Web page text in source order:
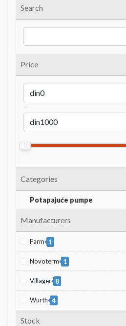
Search
Price
-
Categories
Potapajuće pumpe
Manufacturers
Farm 1
Novoterm 1
Villager 8
Wurth 4
Stock